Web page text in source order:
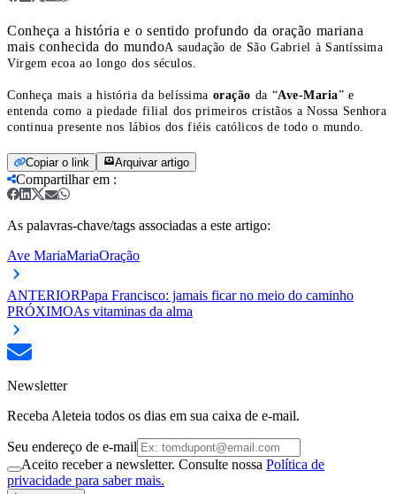
Conheça a história e o sentido profundo da oração mariana
mais conhecida do mundoA saudação de São Gabriel à Santíssima
Virgem ecoa ao longo dos séculos.
Conheça mais a história da belíssima oração da “Ave-Maria” e
entenda como a piedade filial dos primeiros cristãos a Nossa Senhora
continua presente nos lábios dos fiéis católicos de todo o mundo.
Copiar o link Arquivar artigo
Compartilhar em :
As palavras-chave/tags associadas a este artigo:
Ave MariaMariaOração
ANTERIORPapa Francisco: jamais ficar no meio do caminho
PRÓXIMOAs vitaminas da alma
Newsletter
Receba Aleteia todos os dias em sua caixa de e-mail.
Seu endereço de e-mail
Aceito receber a newsletter. Consulte nossa Política de
privacidade para saber mais.